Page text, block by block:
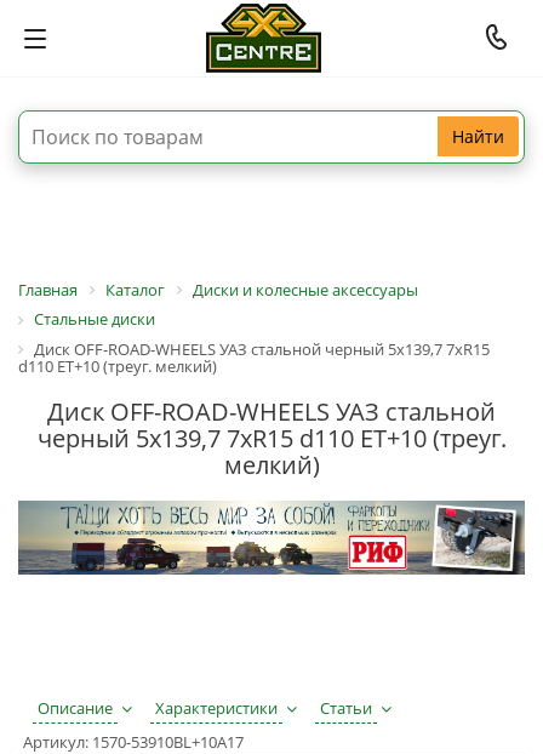
Найти
Главная Каталог
Диски и колесные аксессуары
Стальные диски
Диск OFF-ROAD-WHEELS УАЗ стальной черный 5x139,7 7xR15
d110 ET+10 (треуг. мелкий)
Диск OFF-ROAD-WHEELS УАЗ стальной
черный 5x139,7 7xR15 d110 ET+10 (треуг.
мелкий)
Описание Характеристики
Статьи
Артикул: 1570-53910BL+10A17